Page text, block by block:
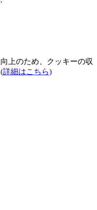
上のため、クッキーの収
(詳細はこちら)